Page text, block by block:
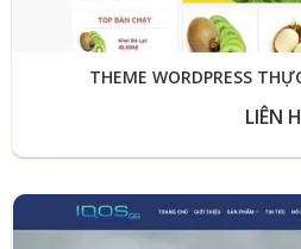
THEME WORDPRESS
LIÊN